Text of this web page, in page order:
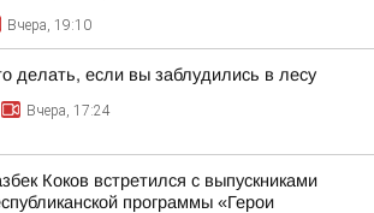
Вчера, 19:10
делать, если вы заблудились в лесу
Вчера, 17:24
Коков встретился с выпускниками
программы «Герои